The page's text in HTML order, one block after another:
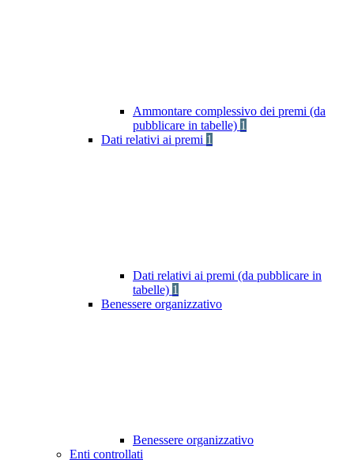
Ammontare complessivo dei premi (da
pubblicare in tabelle) 1
Dati relativi ai premi 1
Dati relativi ai premi (da pubblicare in
tabelle) 1
Benessere organizzativo
Benessere organizzativo
Enti controllati